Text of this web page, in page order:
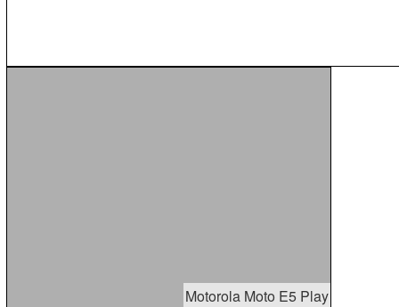
Motorola Moto E5 Play